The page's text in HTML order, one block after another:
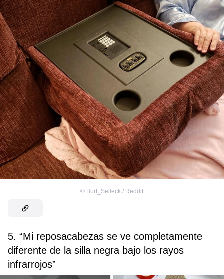
© Burt_Selleck / Reddit
5. “Mi reposacabezas se ve completamente
diferente de la silla negra bajo los rayos
infrarrojos”